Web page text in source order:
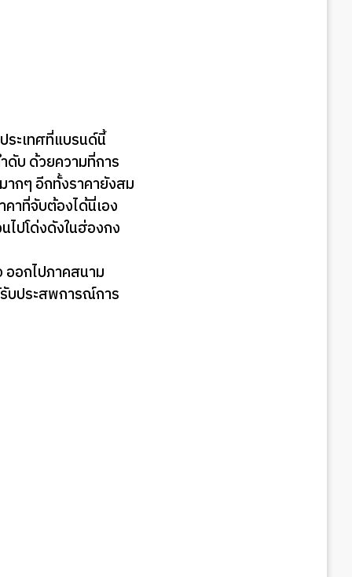
ระเทศที่แบรนด์นี้
ดับ ด้วยความที่การ
ากๆ อีกทั้งราคายังสม
าที่จับต้องได้นี่เอง
ไปโด่งดังในฮ่องกง
ออกไปภาคสนาม
รับประสพการณ์การ